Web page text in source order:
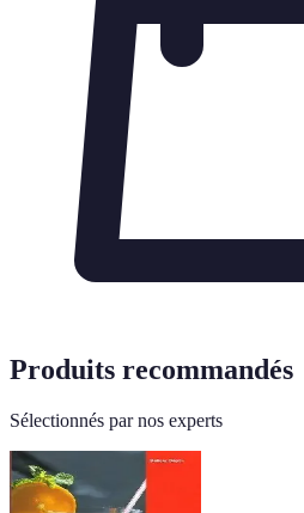
Produits recommandés
Sélectionnés par nos experts